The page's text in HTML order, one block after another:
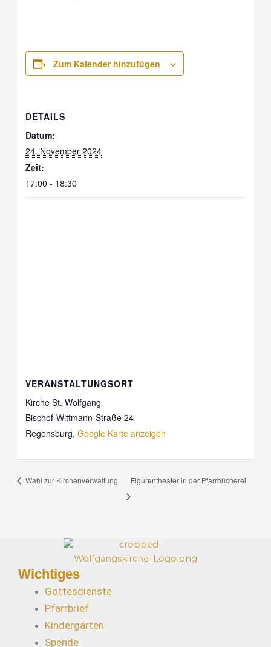
Zum Kalender hinzufügen
DETAILS
Datum:
24. November 2024
Zeit:
17:00 - 18:30
VERANSTALTUNGSORT
Kirche St. Wolfgang
Bischof-Wittmann-Straße 24
Regensburg, Google Karte anzeigen
Wahl zur Kirchenverwaltung Figurentheater in der Pfarrbücherei
Wichtiges
Gottesdienste
Pfarrbrief
Kindergärten
Spende